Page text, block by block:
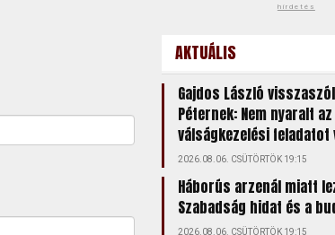
hirdetés
AKTUÁLIS
Gajdos László
Péternek: Nem nyaralt
válságkezelési feladatot
2026.08.06. CSÜTÖRTÖK 19:15
Háborús arzenál miatt
Szabadság hidat és a
2026.08.06. CSÜTÖRTÖK 19:15